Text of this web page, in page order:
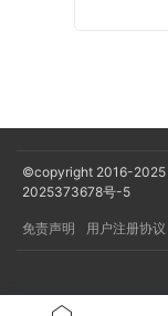
©copyright 2016-2025
2025373678号-5
免责声明 用户注册协议